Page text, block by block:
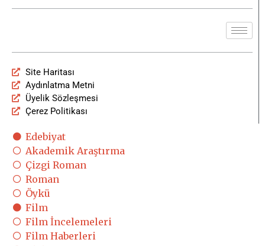
Site Haritası
Aydınlatma Metni
Üyelik Sözleşmesi
Çerez Politikası
Edebiyat
Akademik Araştırma
Çizgi Roman
Roman
Öykü
Film
Film İncelemeleri
Film Haberleri